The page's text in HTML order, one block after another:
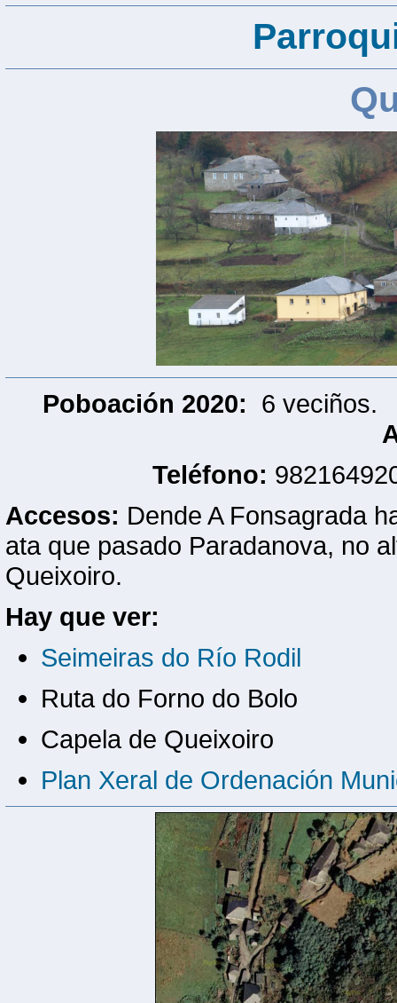
Poboación 2020: 6
Teléfono:
Accesos: Dende A Fonsagrada
ata que pasado Paradanova, no
Queixoiro.
Hay que ver:
Seimeiras do Río Rodil
Ruta do Forno do Bolo
Capela de Queixoiro
Plan Xeral de Ordenación